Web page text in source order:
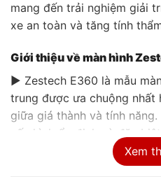
mang đến trải nghiệm giải
xe an toàn và tăng tính
Giới thiệu về màn hình
▶ Zestech E360 là mẫu
trung được ưa chuộng nhất
giữa giá thành và tính
cấu hình ổn định và đặc
độ AI, sản phẩm này biến
một chiếc xe hiện đại, tiện
Xem